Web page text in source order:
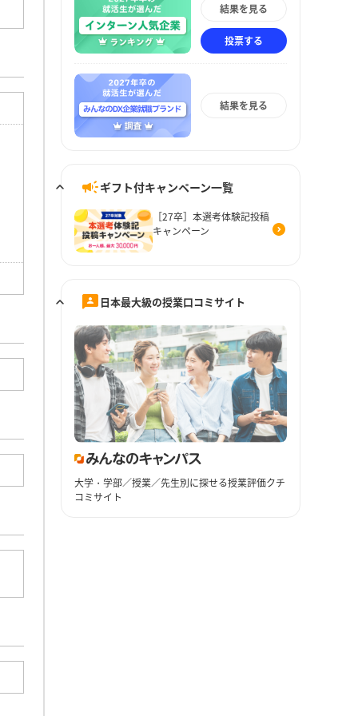
結果を見る
投票する
結果を見る
ギフト付キャンペーン一覧
［27卒］本選考体験記投稿
キャンペーン
日本最大級の授業口コミサイト
大学・学部／授業／先生別に探せる授業評価クチ
コミサイト